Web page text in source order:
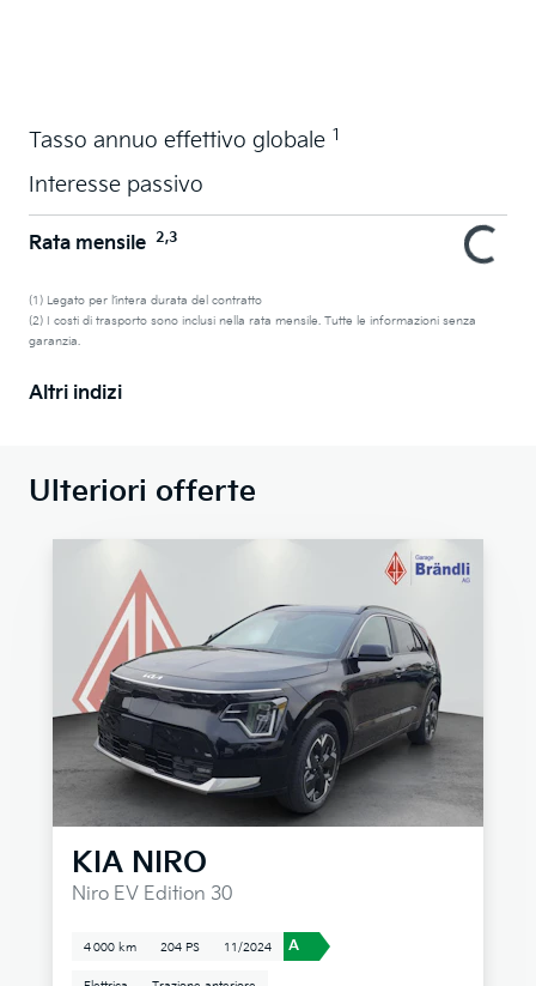
Tasso annuo effettivo globale 1
Interesse passivo
Rata mensile 2,3
(1) Legato per l’intera durata del contratto
(2) I costi di trasporto sono inclusi nella rata mensile. Tutte le informazioni senza
garanzia.
Altri indizi
Ulteriori offerte
KIA NIRO
Niro EV Edition 30
4 000 km 204 PS 11/2024 A